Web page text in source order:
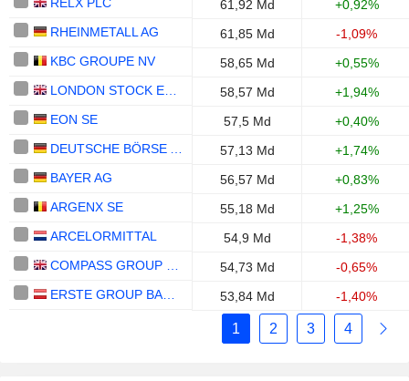
61,92 Md
+0,92%
RHEINMETALL AG
61,85 Md
-1,09%
KBC GROUPE NV
58,65 Md
+0,55%
58,57 Md
+1,94%
EON SE
57,5 Md
+0,40%
57,13 Md
+1,74%
BAYER AG
56,57 Md
+0,83%
ARGENX SE
55,18 Md
+1,25%
ARCELORMITTAL
54,9 Md
-1,38%
54,73 Md
-0,65%
53,84 Md -1,40%
1 2 3 4